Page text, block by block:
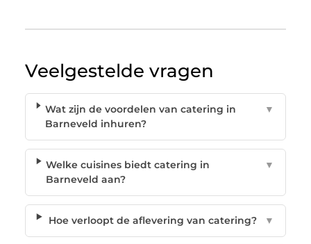
Veelgestelde vragen
Wat zijn de voordelen van catering in
Barneveld inhuren?
▼
Welke cuisines biedt catering in
Barneveld aan?
▼
Hoe verloopt de aflevering van catering? ▼